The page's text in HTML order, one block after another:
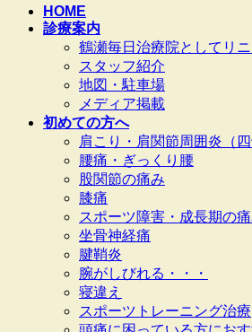
HOME
診療案内
鶴瀬毎日治療院としてリ
スタッフ紹介
地図・駐車場
メディア掲載
初めての方へ
肩こり・肩関節周囲炎（四
腰痛・ぎっくり腰
股関節の痛み
膝痛
スポーツ障害・成長期の
坐骨神経痛
腱鞘炎
腕がしびれる・・・
寝違え
スポーツトレーニング治療